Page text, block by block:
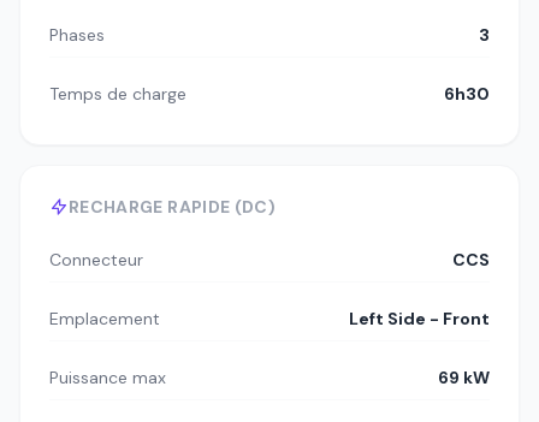
Phases 3
Temps de charge 6h30
RECHARGE RAPIDE (DC)
Connecteur CCS
Emplacement Left Side - Front
Puissance max 69 kW